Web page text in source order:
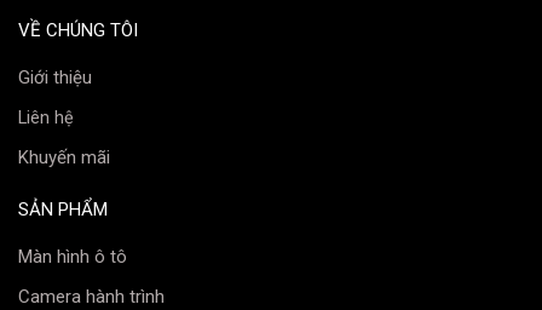
♦ Hiệu ứng đặc biệt RS:
Ứng dụng tự động tạo ra các hiệu ứng cá nhân đặc biệt
nghiêng của các đối tượng trong khung hình. Chia sẻ
những thước phim đẹp về Road Story với bạn bè của
♦ Hỗ trợ lái xe nâng cao ADAS:
VỀ CHÚNG TÔI
Giới thiệu
Liên hệ
Khuyến mãi
SẢN PHẨM
Màn hình ô tô
Camera hành trình